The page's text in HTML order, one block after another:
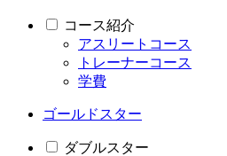
コース紹介
アスリートコース
トレーナーコース
学費
ゴールドスター
ダブルスター